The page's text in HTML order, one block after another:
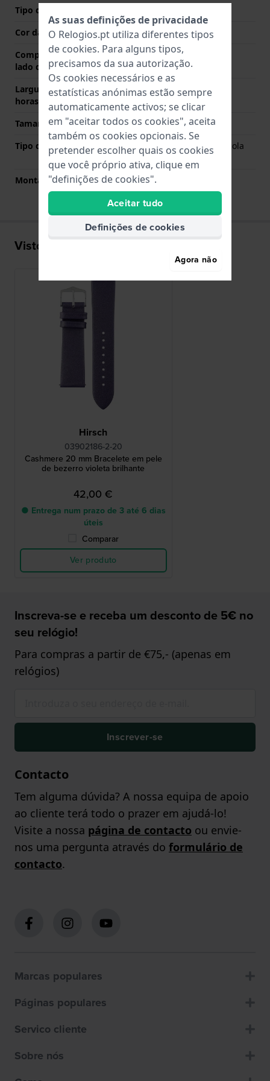
Tipo de Fecho
Cor da fivela
Prata
Comprimento de banda no
lado das 12 horas
70 mm
Largura de banda lado 6
horas (mm)
110 mm
Tamanho da correia
M
Tipo de montagem
Pinos carregados por mola
de liberação rápida
Montagem Reta
Sim
Visto recentemente
Hirsch
03902186-2-20
Cashmere 20 mm Bracelete em pele
de bezerro violeta brilhante
42,00 €
● Entrega num prazo de 3 até 6 dias
úteis
Comparar
Ver produto
Inscreva-se e receba um desconto de 5€ no
seu relógio!
Para compras a partir de €75,- (apenas em
relógios)
Inscrever-se
Contacto
Tem alguma dúvida? A nossa equipa de apoio
ao cliente terá todo o prazer em ajudá-lo!
Visite a nossa página de contacto ou envie-
nos uma pergunta através do formulário de
contacto.
Marcas populares
Páginas populares
Servico cliente
Sobre nós
As suas definições de privacidade
O Relogios.pt utiliza diferentes tipos
de cookies. Para alguns tipos,
precisamos da sua autorização.
Os cookies necessários e as
estatísticas anónimas estão sempre
automaticamente activos; se clicar
em "aceitar todos os cookies", aceita
também os cookies opcionais. Se
pretender escolher quais os cookies
que você próprio ativa, clique em
"definições de cookies".
Aceitar tudo
Definições de cookies
Agora não